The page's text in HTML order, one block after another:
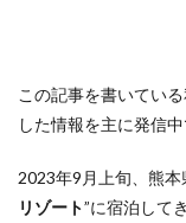
この記事を書いてい
した情報を主に発信中
2023年9月上旬、熊
リゾート”に宿泊して